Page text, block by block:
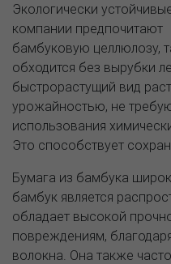
Экологически
компании предпочитают
бамбуковую целлюлозу,
обходится без вырубки
быстрорастущий вид
урожайностью, не
использования
Это способствует
Бумага из бамбука
бамбук является
обладает высокой
повреждениям,
волокна. Она также